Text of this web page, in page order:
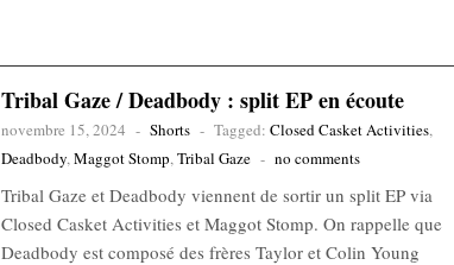
Tribal Gaze / Deadbody : split EP en écoute
novembre 15, 2024 - Shorts - Tagged: Closed Casket Activities,
Deadbody,Maggot Stomp,Tribal Gaze - no comments
Tribal Gaze et Deadbody viennent de sortir un split EP via
Closed Casket Activities et Maggot Stomp. On rappelle que
Deadbody est composé des frères Taylor et Colin Young